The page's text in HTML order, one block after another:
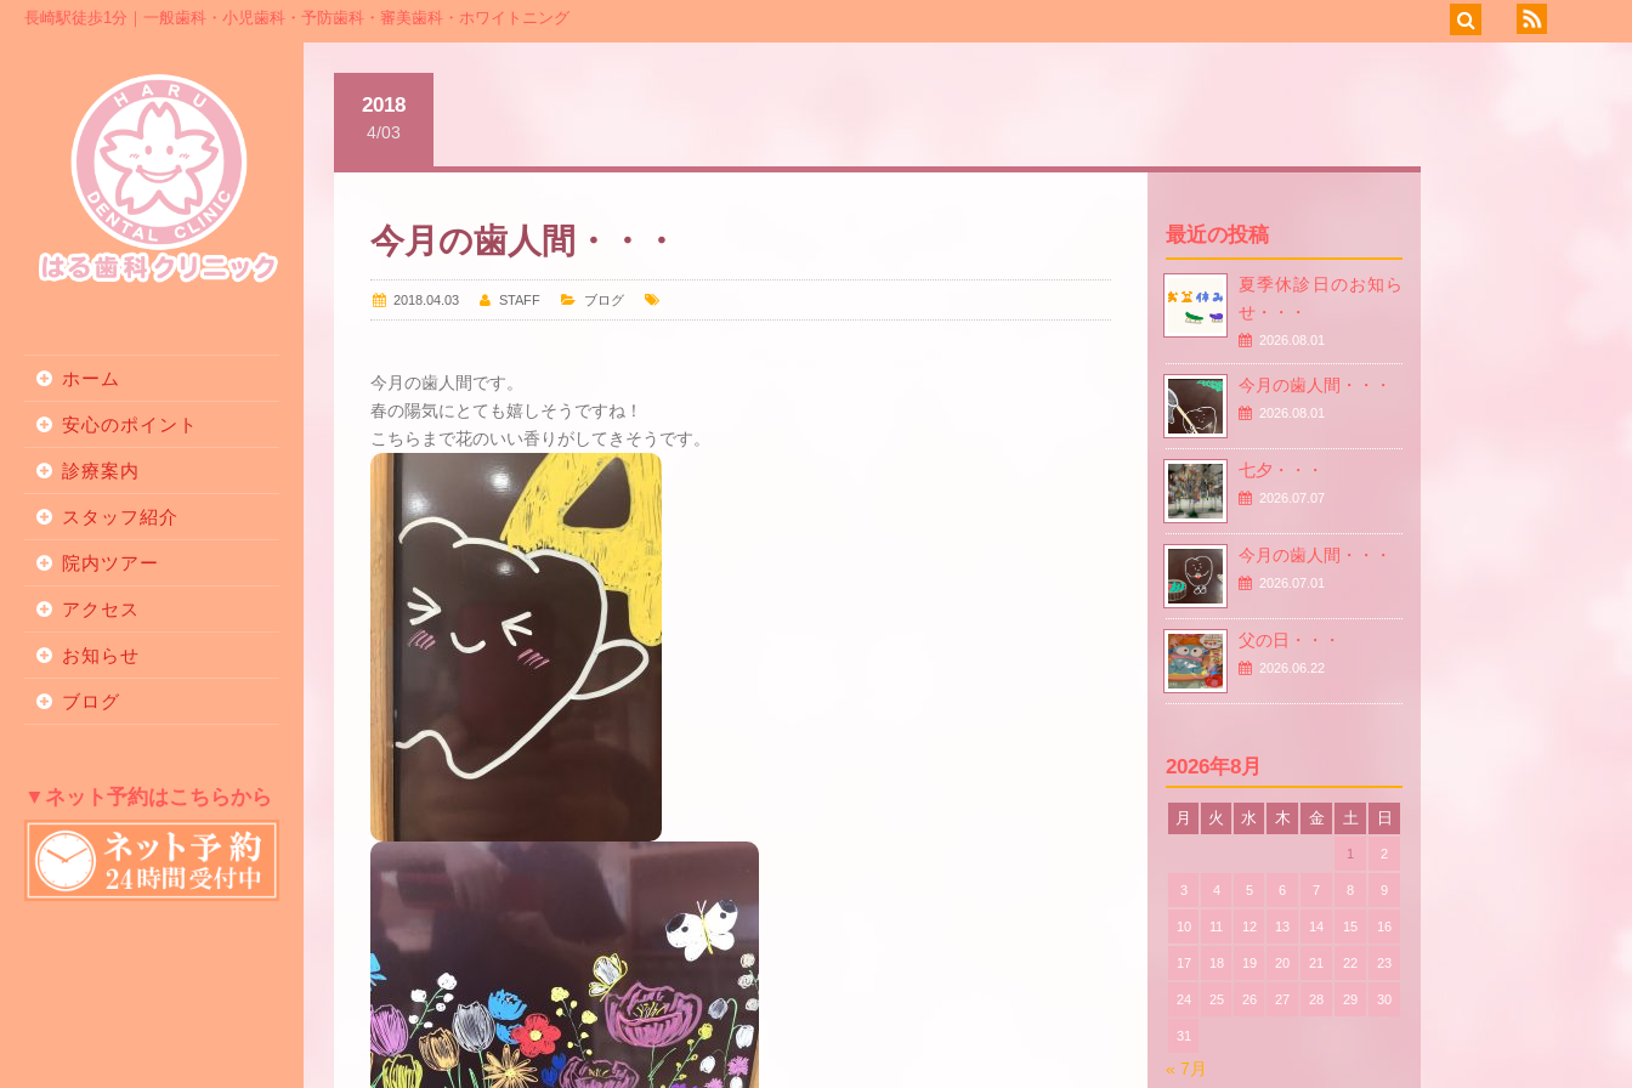
長崎駅徒歩1分｜一般歯科・小児歯科・予防歯科・審美歯科・ホワイトニング
ホーム
安心のポイント
診療案内
スタッフ紹介
院内ツアー
アクセス
お知らせ
ブログ
▼ネット予約はこちらから
2018
4/03
今月の歯人間・・・
2018.04.03 STAFF ブログ
今月の歯人間です。
春の陽気にとても嬉しそうですね！
こちらまで花のいい香りがしてきそうです。
最近の投稿
夏季休診日のお知ら
せ・・・
2026.08.01
今月の歯人間・・・
2026.08.01
七夕・・・
2026.07.07
今月の歯人間・・・
2026.07.01
父の日・・・
2026.06.22
2026年8月
月 火 水 木 金 土 日
1 2
3 4 5 6 7 8 9
10 11 12 13 14 15 16
17 18 19 20 21 22 23
24 25 26 27 28 29 30
31
« 7月